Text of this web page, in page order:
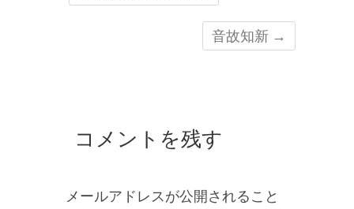
音故知新 →
コメントを残す
メールアドレスが公開されること